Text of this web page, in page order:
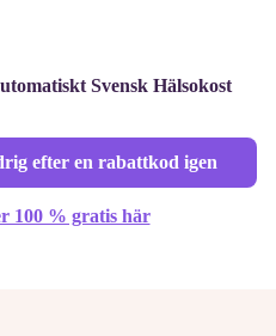
Svensk Hälsokost
efter en rabattkod igen
100 % gratis här